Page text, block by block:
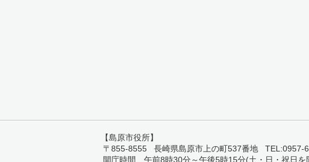
【島原市役所】
〒855-8555 長崎県島原市上の町537番地 TEL:0957-
開庁時間 午前8時30分～午後5時15分(土・日・祝日を